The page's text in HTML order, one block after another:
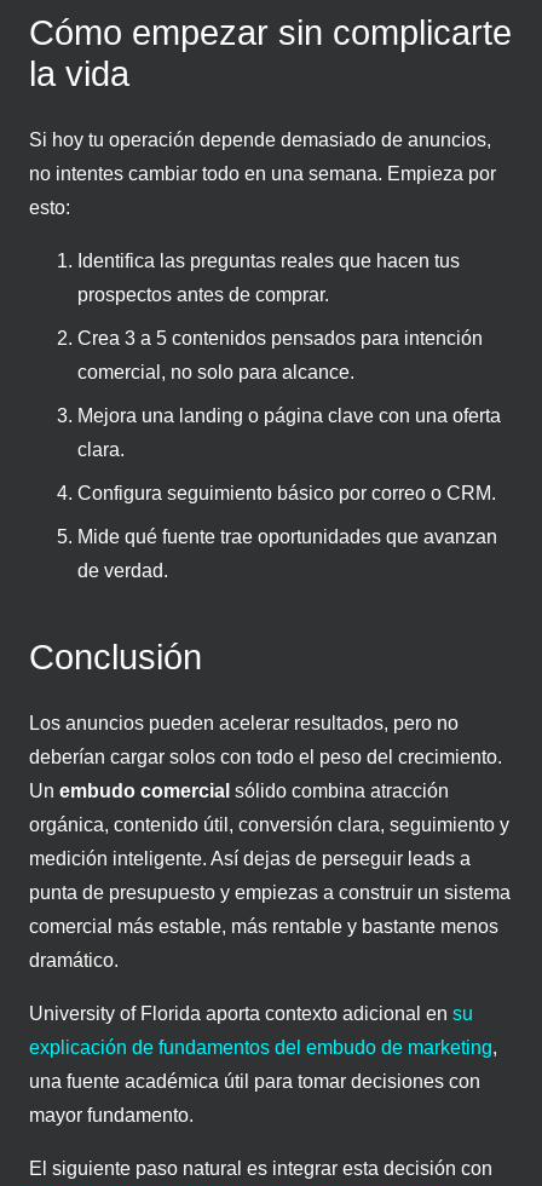
Cómo empezar sin complicarte
la vida
Si hoy tu operación depende demasiado de anuncios,
no intentes cambiar todo en una semana. Empieza por
esto:
Identifica las preguntas reales que hacen tus
prospectos antes de comprar.
Crea 3 a 5 contenidos pensados para intención
comercial, no solo para alcance.
Mejora una landing o página clave con una oferta
clara.
Configura seguimiento básico por correo o CRM.
Mide qué fuente trae oportunidades que avanzan
de verdad.
Conclusión
Los anuncios pueden acelerar resultados, pero no
deberían cargar solos con todo el peso del crecimiento.
Un embudo comercial sólido combina atracción
orgánica, contenido útil, conversión clara, seguimiento y
medición inteligente. Así dejas de perseguir leads a
punta de presupuesto y empiezas a construir un sistema
comercial más estable, más rentable y bastante menos
dramático.
University of Florida aporta contexto adicional en su
explicación de fundamentos del embudo de marketing,
una fuente académica útil para tomar decisiones con
mayor fundamento.
El siguiente paso natural es integrar esta decisión con